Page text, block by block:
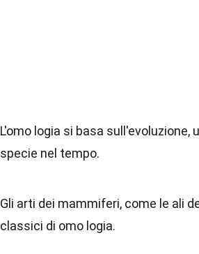
L'omo logia si basa
specie nel tempo.
Gli arti dei mammiferi, come le ali
classici di omo logia.